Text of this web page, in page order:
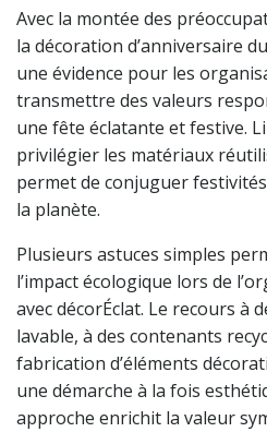
Avec la montée des
la décoration d’anniversaire
une évidence pour les
transmettre des valeurs
une fête éclatante et festive.
privilégier les matériaux
permet de conjuguer
la planète.
Plusieurs astuces simples
l’impact écologique lors de
avec décorÉclat. Le recours à
lavable, à des contenants
fabrication d’éléments
une démarche à la fois
approche enrichit la valeur